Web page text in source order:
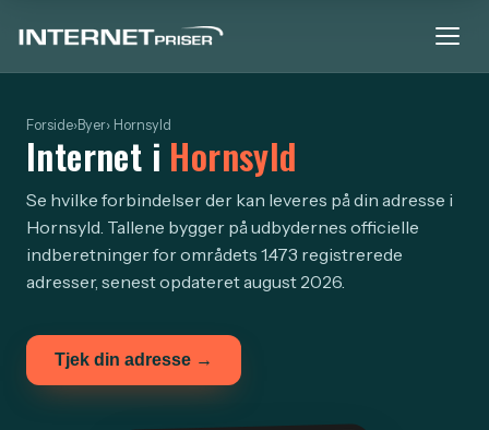
Forside›Byer› Hornsyld
Internet i Hornsyld
Se hvilke forbindelser der kan leveres på din adresse i
Hornsyld. Tallene bygger på udbydernes officielle
indberetninger for områdets 1.473 registrerede
adresser, senest opdateret august 2026.
Tjek din adresse →